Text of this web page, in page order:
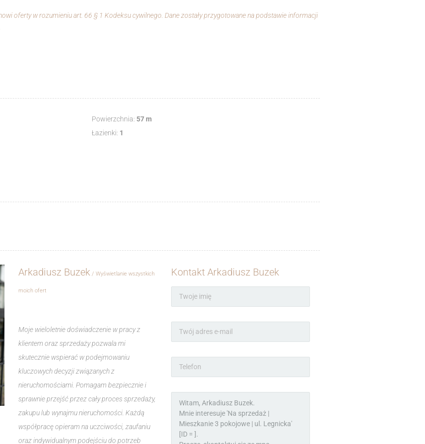
oferty w rozumieniu art. 66 § 1 Kodeksu cywilnego. Dane zostały przygotowane na podstawie informacji
Powierzchnia: 57 m
Łazienki: 1
Arkadiusz Buzek Wyświetlanie wszystkich
moich ofert
Moje wieloletnie doświadczenie w pracy z
klientem oraz sprzedaży pozwala mi
skutecznie wspierać w podejmowaniu
kluczowych decyzji związanych z
nieruchomościami. Pomagam bezpiecznie i
sprawnie przejść przez cały proces sprzedaży,
zakupu lub wynajmu nieruchomości. Każdą
współpracę opieram na uczciwości, zaufaniu
oraz indywidualnym podejściu do potrzeb
Kontakt Arkadiusz Buzek